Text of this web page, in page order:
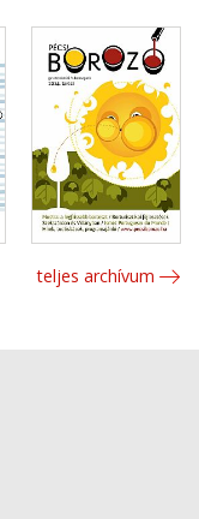
teljes archívum